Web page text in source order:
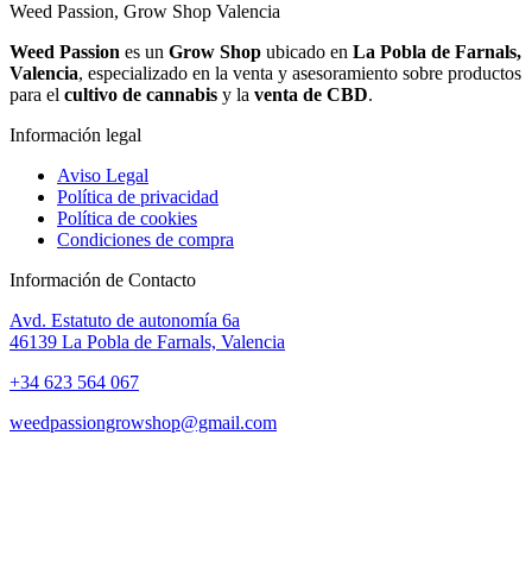
Weed Passion, Grow Shop Valencia
Weed Passion es un Grow Shop ubicado en La Pobla de Farnals,
Valencia, especializado en la venta y asesoramiento sobre productos
para el cultivo de cannabis y la venta de CBD.
Información legal
Aviso Legal
Política de privacidad
Política de cookies
Condiciones de compra
Información de Contacto
Avd. Estatuto de autonomía 6a
46139 La Pobla de Farnals, Valencia
+34 623 564 067
weedpassiongrowshop@gmail.com